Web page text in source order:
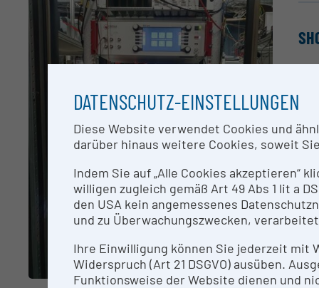
DATENSCHUTZ-EINSTELLUNGEN
Diese Website verwendet Cookies und
darüber hinaus weitere Cookies, soweit
Indem Sie auf „Alle Cookies akzeptieren“
willigen zugleich gemäß Art 49 Abs 1 lit a
den USA kein angemessenes
und zu Überwachungszwecken,
Ihre Einwilligung können Sie jederzeit mit
Widerspruch (Art 21 DSGVO) ausüben.
Funktionsweise der Website dienen und